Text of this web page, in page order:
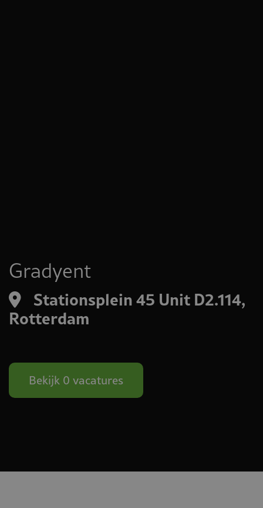
Gradyent
Stationsplein 45 Unit D2.114,
Rotterdam
Bekijk 0 vacatures